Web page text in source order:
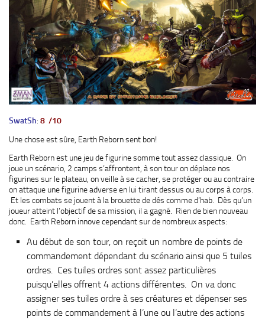
SwatSh: 8 /10
Une chose est sûre, Earth Reborn sent bon!
Earth Reborn est une jeu de figurine somme tout assez classique. On
joue un scénario, 2 camps s’affrontent, à son tour on déplace nos
figurines sur le plateau, on veille à se cacher, se protéger ou au contraire
on attaque une figurine adverse en lui tirant dessus ou au corps à corps.
Et les combats se jouent à la brouette de dés comme d’hab. Dès qu’un
joueur atteint l’objectif de sa mission, il a gagné. Rien de bien nouveau
donc. Earth Reborn innove cependant sur de nombreux aspects:
Au début de son tour, on reçoit un nombre de points de
commandement dépendant du scénario ainsi que 5 tuiles
ordres. Ces tuiles ordres sont assez particulières
puisqu’elles offrent 4 actions différentes. On va donc
assigner ses tuiles ordre à ses créatures et dépenser ses
points de commandement à l’une ou l’autre des actions